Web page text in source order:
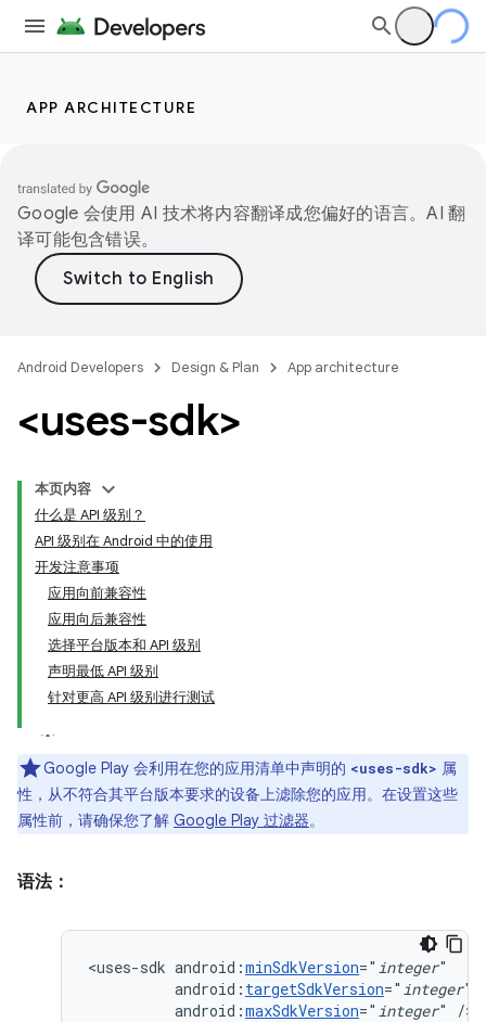
APP ARCHITECTURE
Google 会使用 AI 技术将内容翻译成您偏好的语言。AI 翻
译可能包含错误。
Android Developers Design & Plan App architecture
<uses-sdk>
本页内容
什么是 API 级别？
API 级别在 Android 中的使用
开发注意事项
应用向前兼容性
应用向后兼容性
选择平台版本和 API 级别
声明最低 API 级别
针对更高 API 级别进行测试
Google Play 会利用在您的应用清单中声明的 <uses-sdk> 属
性，从不符合其平台版本要求的设备上滤除您的应用。在设置这些
属性前，请确保您了解 Google Play 过滤器。
语法：
<uses-sdk android:minSdkVersion=" integer
android: targetSdkVersion=" integer
android:maxSdkVersion=" integer" />